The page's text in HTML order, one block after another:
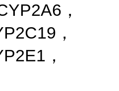
，
，
，